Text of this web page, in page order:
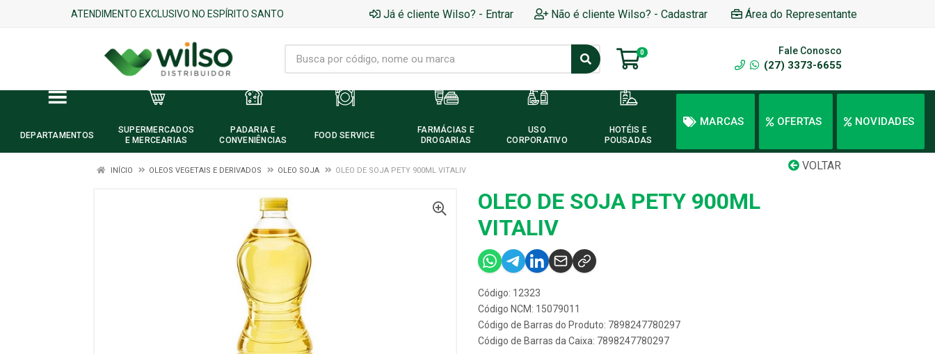
ATENDIMENTO EXCLUSIVO NO ESPÍRITO SANTO Já é cliente Wilso? - Entrar Não é cliente Wilso? - Cadastrar Área do Representante
0 Fale Conosco
(27) 3373-6655
DEPARTAMENTOS
SUPERMERCADOS
E MERCEARIAS
PADARIA E
CONVENIÊNCIAS
FOOD SERVICE
FARMÁCIAS E
DROGARIAS
USO
CORPORATIVO
HOTÉIS E
POUSADAS
MARCAS OFERTAS NOVIDADES
VOLTAR
INÍCIO OLEOS VEGETAIS E DERIVADOS OLEO SOJA OLEO DE SOJA PETY 900ML VITALIV
OLEO DE SOJA PETY 900ML
VITALIV
Código: 12323
Código NCM: 15079011
Código de Barras do Produto: 7898247780297
Código de Barras da Caixa: 7898247780297